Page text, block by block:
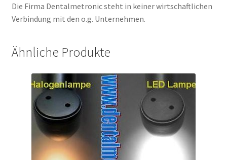
Die Firma Dentalmetronic steht in keiner wirtschaftlichen
Verbindung mit den o.g. Unternehmen.
Ähnliche Produkte